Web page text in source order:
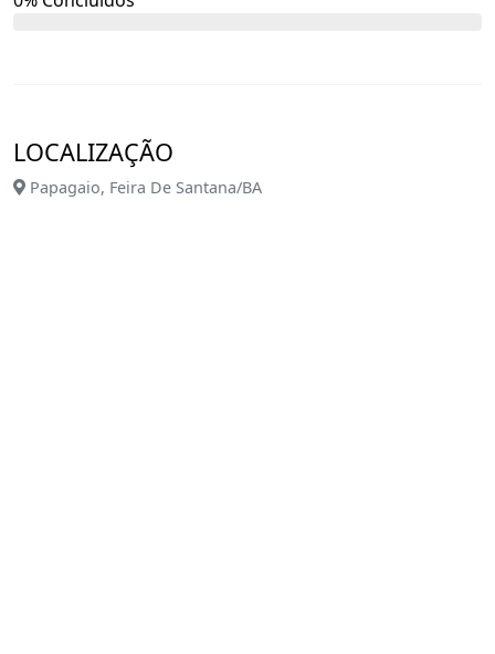
LOCALIZAÇÃO
Papagaio, Feira De Santana/BA